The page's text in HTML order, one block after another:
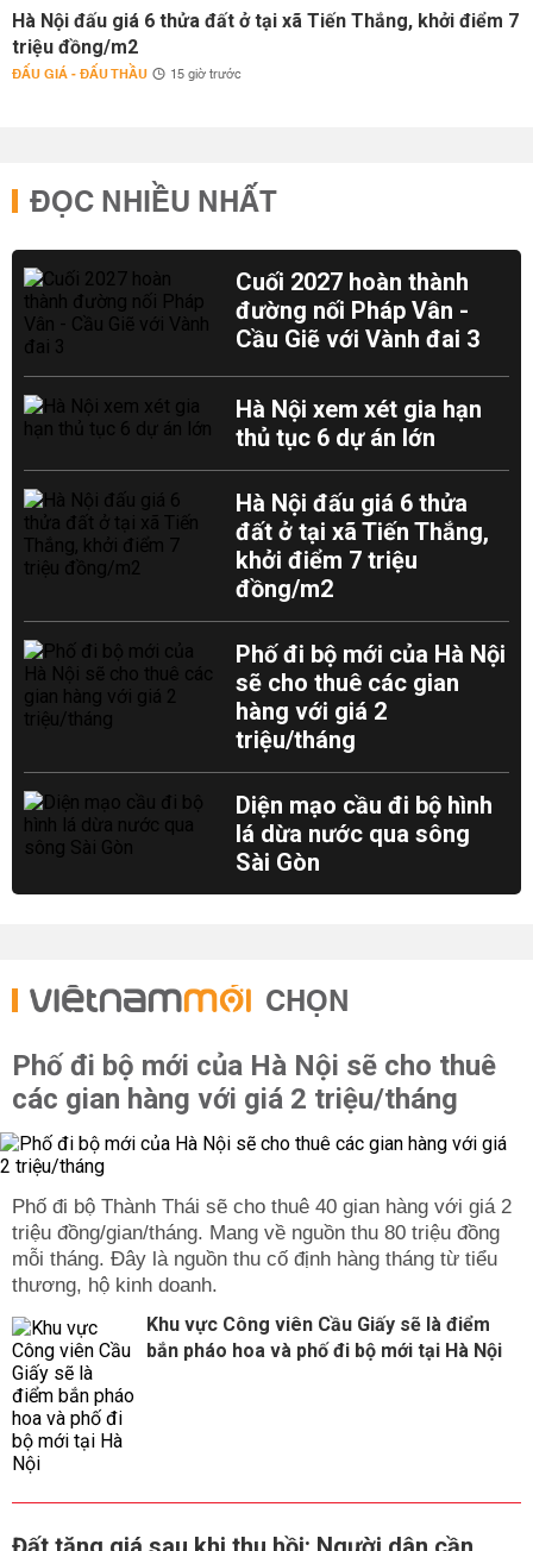
Hà Nội đấu giá 6 thửa đất ở tại xã Tiến Thắng, khởi điểm 7
triệu đồng/m2
ĐẤU GIÁ - ĐẤU THẦU 15 giờ trước
ĐỌC NHIỀU NHẤT
Cuối 2027 hoàn thành
đường nối Pháp Vân -
Cầu Giẽ với Vành đai 3
Hà Nội xem xét gia hạn
thủ tục 6 dự án lớn
Hà Nội đấu giá 6 thửa
đất ở tại xã Tiến Thắng,
khởi điểm 7 triệu
đồng/m2
Phố đi bộ mới của Hà Nội
sẽ cho thuê các gian
hàng với giá 2
triệu/tháng
Diện mạo cầu đi bộ hình
lá dừa nước qua sông
Sài Gòn
CHỌN
Phố đi bộ mới của Hà Nội sẽ cho thuê
các gian hàng với giá 2 triệu/tháng
Phố đi bộ Thành Thái sẽ cho thuê 40 gian hàng với giá 2
triệu đồng/gian/tháng. Mang về nguồn thu 80 triệu đồng
mỗi tháng. Đây là nguồn thu cố định hàng tháng từ tiểu
thương, hộ kinh doanh.
Khu vực Công viên Cầu Giấy sẽ là điểm
bắn pháo hoa và phố đi bộ mới tại Hà Nội